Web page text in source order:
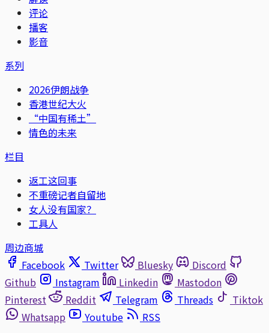
评论
播客
影音
系列
2026伊朗战争
香港世纪大火
“中国有稀土”
情色的未来
栏目
返工这回事
不重磅记者自留地
女人没有国家？
工具人
周边商城
Facebook
Twitter Bluesky
Discord
Github
Instagram Linkedin
Mastodon
Pinterest
Reddit Telegram Threads
Tiktok
Whatsapp
Youtube
RSS